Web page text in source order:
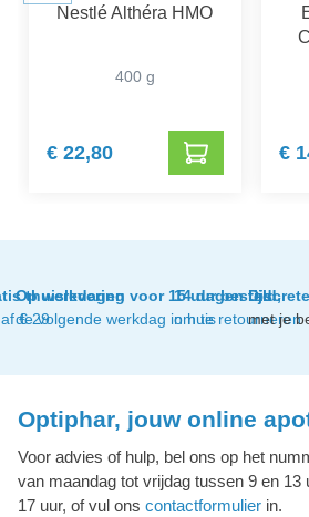
Nestlé Althéra HMO
400 g
€ 22,80 €
thuislevering
€ 29
Op werkdagen voor 15 uur besteld,
de volgende werkdag in huis
14 dagen tijd
om te retourneren
met je
Optiphar, jouw online
Voor advies of hulp, bel ons op het
van maandag tot vrijdag tussen 9 en 13
17 uur, of vul ons contactformulier in.